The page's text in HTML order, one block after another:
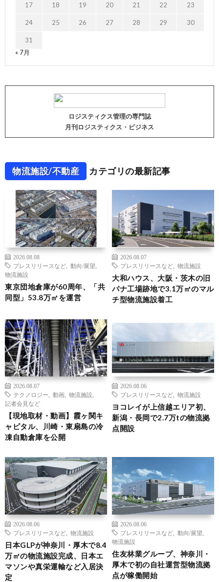
17 18 19 20 21 22 23
24 25 26 27 28 29 30
31
« 7月
ロジスティクス管理の専門誌
月刊ロジスティクス・ビジネス
物流施設/不動産 カテゴリの最新記事
2026.08.08
プレスリリースなど
動向/展望
物流施設
東京団地倉庫が60周年、「共
同型」53.8万㎡を運営
2026.08.07
プレスリリースなど
物流施設
大和ハウス、大阪・茨木の旧
パナ工場跡地で3.1万㎡のマル
チ型物流施設着工
2026.08.07
テクノロジー
動画 物流施設
記者会見など
【現地取材・動画】霞ヶ関キ
ャピタル、川崎・東扇島の冷
凍自動倉庫を公開
2026.08.06
プレスリリースなど
物流施設
ヨコレイが上信越エリア初、
新潟・長岡で2.7万tの物流拠
点開設
2026.08.06
プレスリリースなど
物流施設
日本GLPが神奈川・厚木で8.4
万㎡の物流施設完成、日本エ
マソンや真栄運輸など入居決
定
2026.08.06
プレスリリースなど
動向/展望
物流施設
住友林業グループ、神奈川・
厚木で初の自社運営型物流拠
点が稼働開始